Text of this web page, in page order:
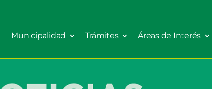
Municipalidad Trámites Áreas de Interés